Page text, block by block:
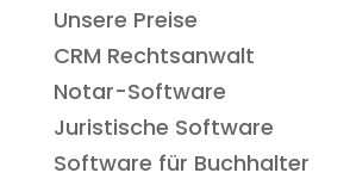
Unsere Preise
CRM Rechtsanwalt
Notar-Software
Juristische Software
Software für Buchhalter